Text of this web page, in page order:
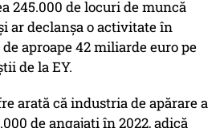
245.000 de locuri de muncă
ar declanşa o activitate în
aproape 42 miliarde euro pe
de la EY.
arată că industria de apărare a
de angajaţi în 2022, adică